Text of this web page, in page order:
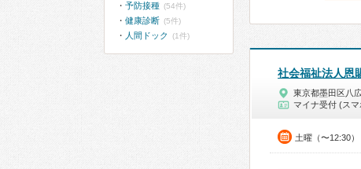
社会福祉法人恩
東京都墨田区八
マイナ受付 (スマ
土曜（〜12:30）
予防接種 (54件)
健康診断 (5件)
人間ドック (1件)